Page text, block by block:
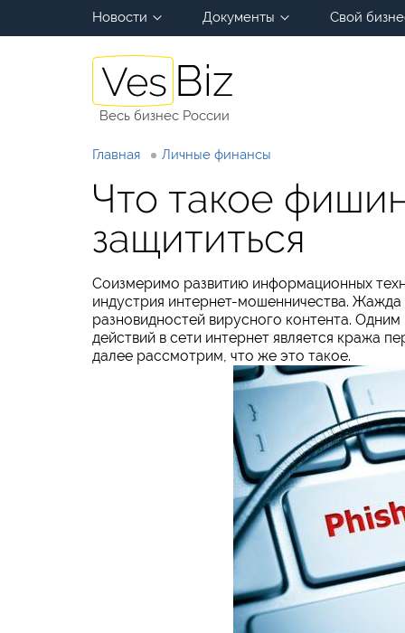
Новости Документы Свой
Весь бизнес России
Главная Личные финансы
Что такое
защититься
Соизмеримо развитию информационных
индустрия интернет-мошенничества.
разновидностей вирусного контента.
действий в сети интернет является кража
далее рассмотрим, что же это такое.